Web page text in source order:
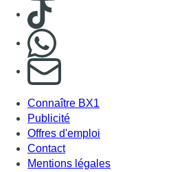
Consulter TikTok
S'abonner à notre newsletter
Connaître BX1
Publicité
Offres d'emploi
Contact
Mentions légales